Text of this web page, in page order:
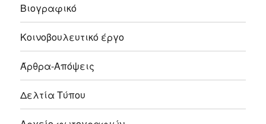
Βιογραφικό
Κοινοβουλευτικό έργο
Άρθρα-Απόψεις
Δελτία Τύπου